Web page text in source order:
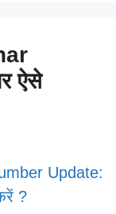
ऐसे
Update:
?